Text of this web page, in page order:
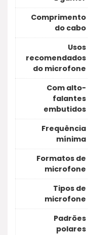
Comprimento
do cabo
Usos
recomendados
do microfone
Com alto-
falantes
embutidos
Frequência
mínima
Formatos de
microfone
Tipos de
microfone
Padrões
polares